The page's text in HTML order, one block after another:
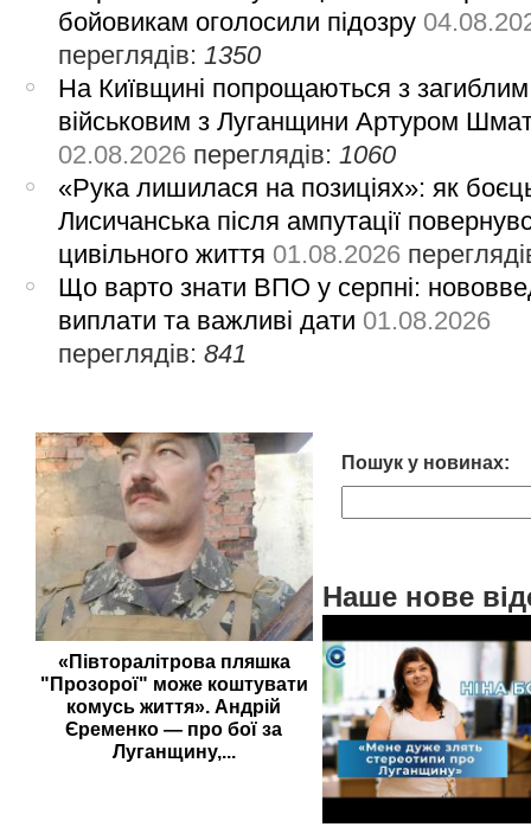
бойовикам оголосили підозру
переглядів: 1350
На Київщині попрощаються з загиблим
військовим з Луганщини Артуром
02.08.2026 переглядів: 1060
«Рука лишилася на позиціях»: як
Лисичанська після ампутації
цивільного життя 01.08.2026
Що варто знати ВПО у серпні:
виплати та важливі дати 01.08.2026
переглядів:841
«Півторалітрова пляшка
"Прозорої" може коштувати
комусь життя». Андрій
Єременко — про бої за
Луганщину,...
Пошук у новинах:
Наше нове